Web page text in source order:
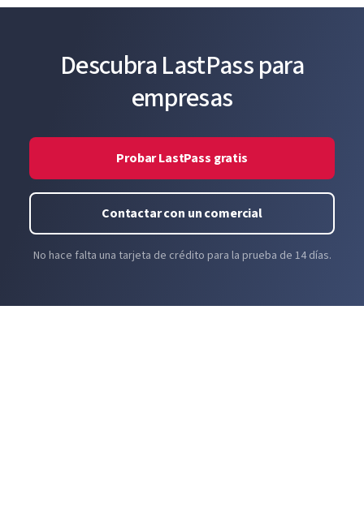
Descubra LastPass para
empresas
Probar LastPass gratis
Contactar con un comercial
No hace falta una tarjeta de crédito para la prueba de 14 días.